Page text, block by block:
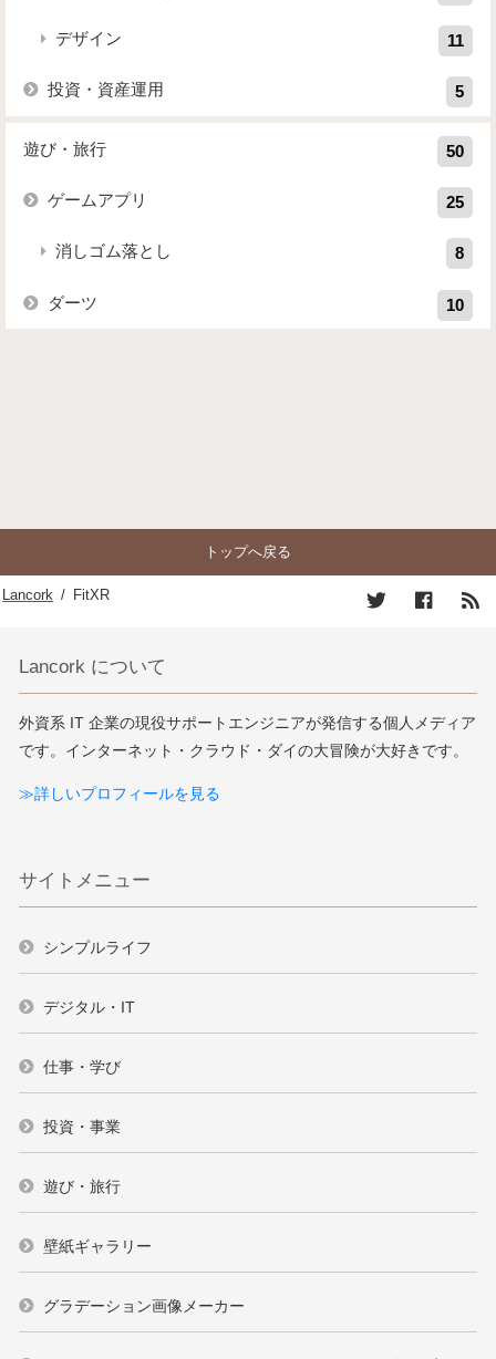
デザイン 11
投資・資産運用 5
遊び・旅行 50
ゲームアプリ 25
消しゴム落とし 8
ダーツ 10
トップへ戻る
Lancork / FitXR
Lancork について
外資系 IT 企業の現役サポートエンジニアが発信する個人メディア
です。インターネット・クラウド・ダイの大冒険が大好きです。
≫詳しいプロフィールを見る
サイトメニュー
シンプルライフ
デジタル・IT
仕事・学び
投資・事業
遊び・旅行
壁紙ギャラリー
グラデーション画像メーカー